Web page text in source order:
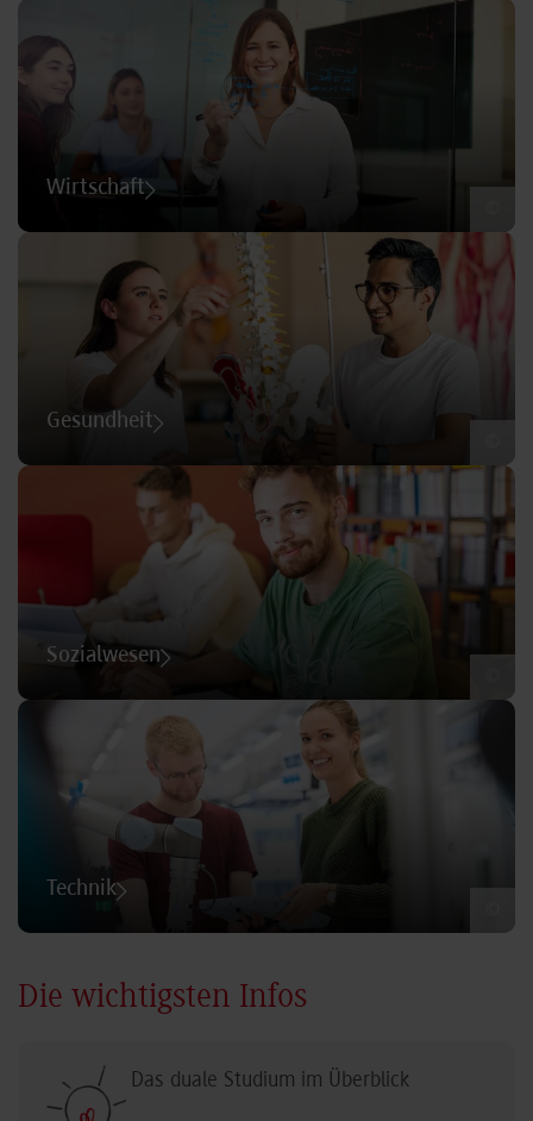
Wirtschaft
Gesundheit
Sozialwesen
Technik
Die wichtigsten Infos
Das duale Studium im Überblick